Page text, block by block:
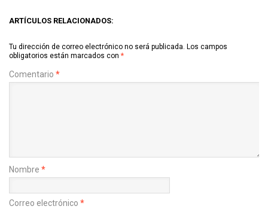
ARTÍCULOS RELACIONADOS:
Tu dirección de correo electrónico no será publicada. Los campos
obligatorios están marcados con *
Comentario *
Nombre *
Correo electrónico *